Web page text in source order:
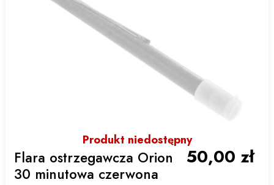
Produkt niedostępny
Flara ostrzegawcza Orion
30 minutowa czerwona
50,00 zł